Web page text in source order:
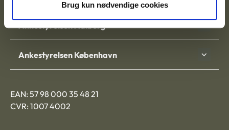
Brug kun nødvendige cookies
Ankestyrelsen Aalborg
Ankestyrelsen København
EAN: 57 98 000 35 48 21
CVR: 1007 4002